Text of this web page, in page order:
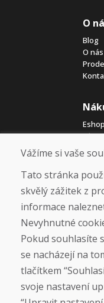
O
Blog
O nás
Eshop
Jak
Vážíme si vaše
Tato stránka
skvělý zážitek z
informace
Nevyhnutné
Pokud souhlasíte
se nacházejí na
tlačítkem
svoje nastavení